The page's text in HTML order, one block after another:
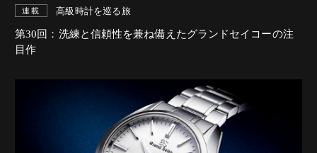
連載 高級時計を巡る旅
第30回：洗練と信頼性を兼ね備えたグランドセイコーの注
目作